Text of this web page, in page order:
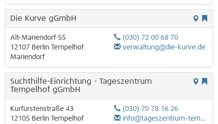
Die Kurve gGmbH
Alt-Mariendorf 55
12107 Berlin Tempelhof
Mariendorf
(030) 72 00 68 70
verwaltung@die-kurve.de
Suchthilfe-Einrichtung - Tageszentrum
Tempelhof gGmbH
Kurfürstenstraße 43
12105 Berlin Tempelhof
(030) 70 78 16 26
info@tageszentrum-tempelhof.de